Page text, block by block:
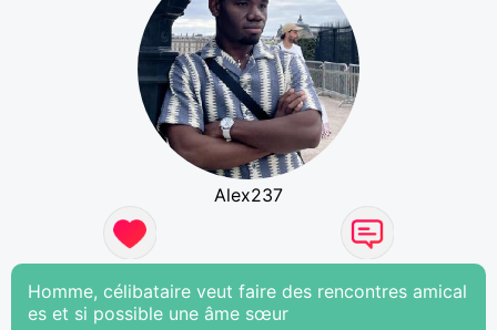
Alex237
Homme, célibataire veut faire des rencontres amical
es et si possible une âme sœur